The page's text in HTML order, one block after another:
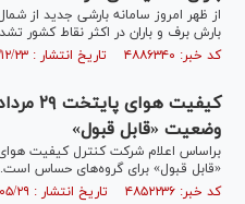
از ظهر امروز سامانه بارشی جدید از
بارش برف و باران در اکثر نقاط کشور
کد خبر: ۴۸۸۶۳۴۰ تاریخ انتشار : ۱۴۰۴/۱۲/۲۳
وضعیت «قابل قبول»
براساس اعلام شرکت کنترل کیفیت
«قابل قبول» برای گروه‌های حساس است.
کد خبر: ۴۸۵۲۲۳۶ تاریخ انتشار : ۱۴۰۴/۰۵/۲۹